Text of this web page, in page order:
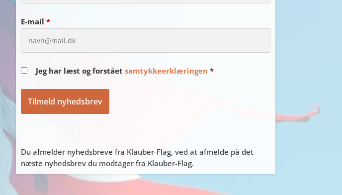
E-mail*
Jeg har læst og forståetsamtykkeerklæringen *
Du afmelder nyhedsbreve fra Klauber-Flag, ved at afmelde på det
næste nyhedsbrev du modtager fra Klauber-Flag.